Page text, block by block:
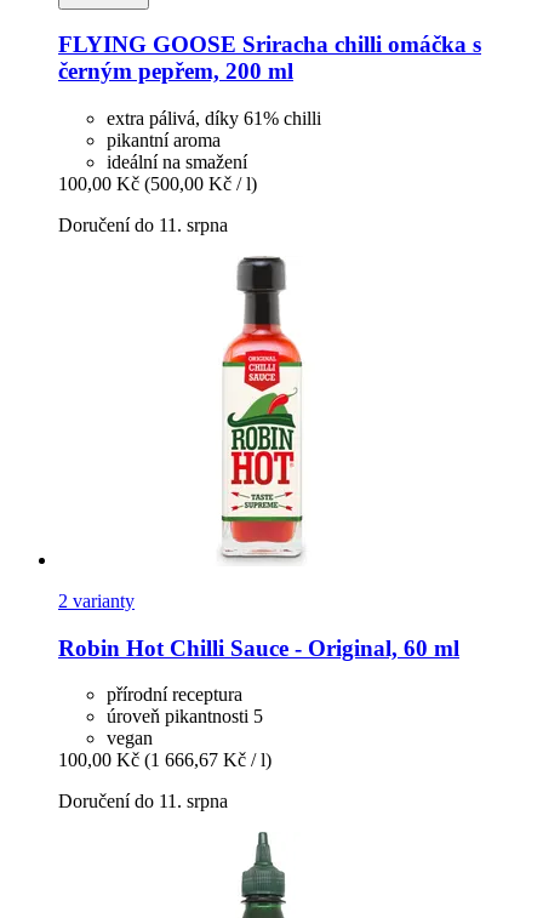
FLYING GOOSE Sriracha chilli omáčka s
černým pepřem, 200 ml
extra pálivá, díky 61% chilli
pikantní aroma
ideální na smažení
100,00 Kč (500,00 Kč / l)
Doručení do 11. srpna
2 varianty
Robin Hot Chilli Sauce -​ Original, 60 ml
přírodní receptura
úroveň pikantnosti 5
vegan
100,00 Kč (1 666,67 Kč / l)
Doručení do 11. srpna